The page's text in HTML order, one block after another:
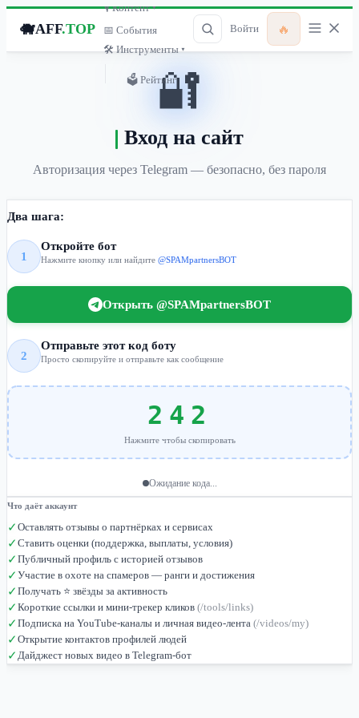
🐗AFF.TOP
🎙 Контент ▾
📅 События
🛠 Инструменты ▾
🗳 Рейтинг
Войти 🔥
🔐
Вход на сайт
Авторизация через Telegram — безопасно, без пароля
Два шага:
1
Откройте бот
Нажмите кнопку или найдите @SPAMpartnersBOT
Открыть @SPAMpartnersBOT
2
Отправьте этот код боту
Просто скопируйте и отправьте как сообщение
242
Нажмите чтобы скопировать
Ожидание кода...
Что даёт аккаунт
✓ Оставлять отзывы о партнёрках и сервисах
✓ Ставить оценки (поддержка, выплаты, условия)
✓ Публичный профиль с историей отзывов
✓ Участие в охоте на спамеров — ранги и достижения
✓ Получать ⭐ звёзды за активность
✓ Короткие ссылки и мини-трекер кликов (/tools/links)
✓ Подписка на YouTube-каналы и личная видео-лента (/videos/my)
✓ Открытие контактов профилей людей
✓ Дайджест новых видео в Telegram-бот